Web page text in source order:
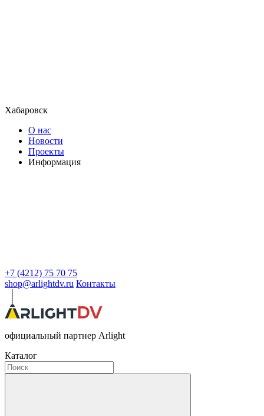
Хабаровск
О нас
Новости
Проекты
Информация
+7 (4212) 75 70 75
shop@arlightdv.ru Контакты
официальный партнер Arlight
Каталог